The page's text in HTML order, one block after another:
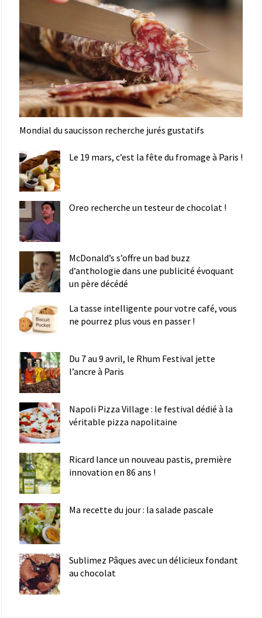
Mondial du saucisson recherche jurés gustatifs
Le 19 mars, c’est la fête du fromage à Paris !
Oreo recherche un testeur de chocolat !
McDonald’s s’offre un bad buzz
d’anthologie dans une publicité évoquant
un père décédé
La tasse intelligente pour votre café, vous
ne pourrez plus vous en passer !
Du 7 au 9 avril, le Rhum Festival jette
l’ancre à Paris
Napoli Pizza Village : le festival dédié à la
véritable pizza napolitaine
Ricard lance un nouveau pastis, première
innovation en 86 ans !
Ma recette du jour : la salade pascale
Sublimez Pâques avec un délicieux fondant
au chocolat